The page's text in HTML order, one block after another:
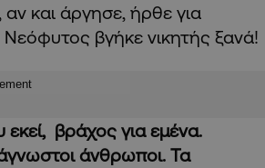
και άργησε, ήρθε για
βγήκε νικητής ξανά!
εκεί, βράχος για εμένα.
άγνωστοι άνθρωποι. Τα